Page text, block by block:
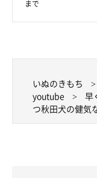
まで
いぬのきもち
youtube
早
つ秋田犬の健気